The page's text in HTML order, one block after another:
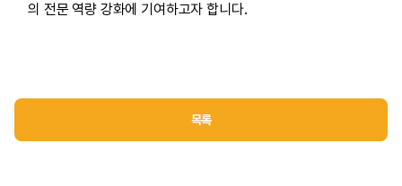
의 전문 역량 강화에 기여하고자 합니다.
목록